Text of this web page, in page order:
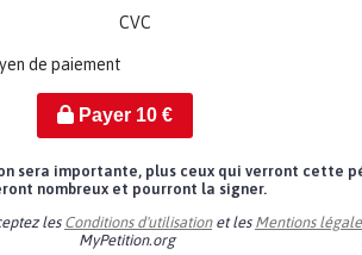
CVC
de paiement
Payer 10€
sera importante, plus ceux qui verront cette
nombreux et pourront la signer.
les Conditions d'utilisationet les Mentions
MyPetition.org